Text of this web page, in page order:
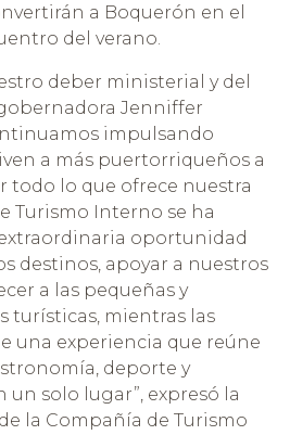
a Boquerón en el
del verano.
deber ministerial y del
Jenniffer
impulsando
a más puertorriqueños a
todo lo que ofrece nuestra
Turismo Interno se ha
oportunidad
destinos, apoyar a nuestros
a las pequeñas y
turísticas, mientras las
una experiencia que reúne
deporte y
solo lugar”, expresó la
la Compañía de Turismo